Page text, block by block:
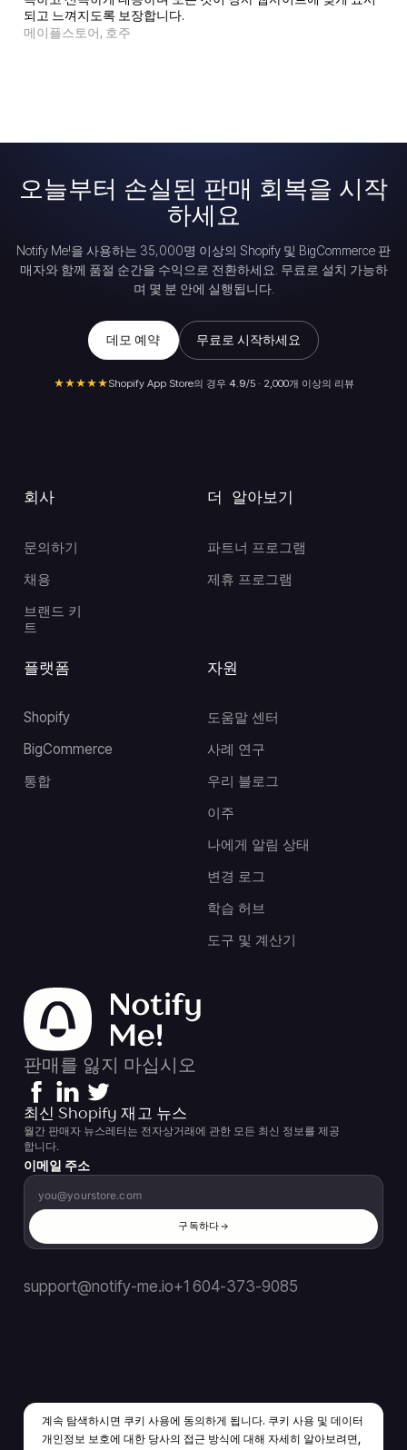
계속 탐색하시면 쿠키 사용에 동의하게 됩니다. 쿠키 사용 및 데이터
개인정보 보호에 대한 당사의 접근 방식에 대해 자세히 알아보려면,
되고 느껴지도록 보장합니다.
메이플스토어, 호주
오늘부터 손실된 판매 회복을 시작
하세요
Notify Me!을 사용하는 35,000명 이상의 Shopify 및 BigCommerce 판
매자와 함께 품절 순간을 수익으로 전환하세요. 무료로 설치 가능하
며 몇 분 안에 실행됩니다.
데모 예약 무료로 시작하세요
★★★★★Shopify App Store의 경우 4.9/5 · 2,000개 이상의 리뷰
회사
문의하기
채용
브랜드 키
트
자원
도움말 센터
사례 연구
우리 블로그
이주
나에게 알림 상태
변경 로그
학습 허브
도구 및 계산기
더 알아보기
파트너 프로그램
제휴 프로그램
플랫폼
Shopify
BigCommerce
통합
판매를 잃지 마십시오
최신 Shopify 재고 뉴스
월간 판매자 뉴스레터는 전자상거래에 관한 모든 최신 정보를 제공
합니다.
이메일 주소
구독하다
support@notify-me.io+1 604-373-9085
KO ▼